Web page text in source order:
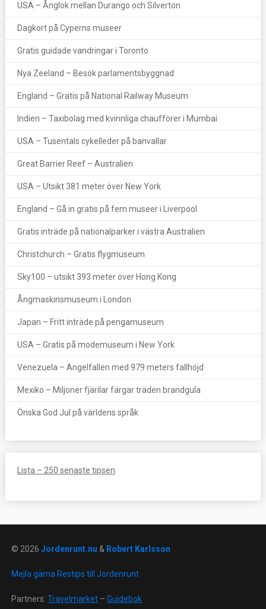
USA – Ånglok mellan Durango och Silverton
Dagkort på Cyperns museer
Gratis guidade vandringar i Toronto
Nya Zeeland – Besök parlamentsbyggnad
England – Gratis på National Railway Museum
Indien – Taxibolag med kvinnliga chaufförer i Mumbai
USA – Tusentals cykelleder på banvallar
Great Barrier Reef – Australien
USA – Utsikt 381 meter över New York
England – Gå in gratis på fem museer i Liverpool
Gratis inträde på nationalparker i västra Australien
Christchurch – Gratis flygmuseum
Sky100 – utsikt 393 meter över Hong Kong
Ångmaskinsmuseum i London
Japan – Fritt inträde på pengamuseum
USA – Gratis på modemuseum i New York
Venezuela – Angelfallen med 979 meters fallhöjd
Mexiko – Miljoner fjärilar färgar träden brandgula
Önska God Jul på världens språk
Lista – 250 senaste tipsen
© 2026 Jordenrunt.nu & Robert Karlsson
Mejla gärna Restips till Jordenrunt
Partners: Travelmarket– Guidebok